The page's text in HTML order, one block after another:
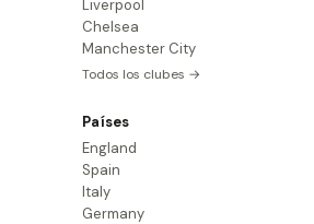
Liverpool
Chelsea
Manchester City
Todos los clubes →
Países
England
Spain
Italy
Germany